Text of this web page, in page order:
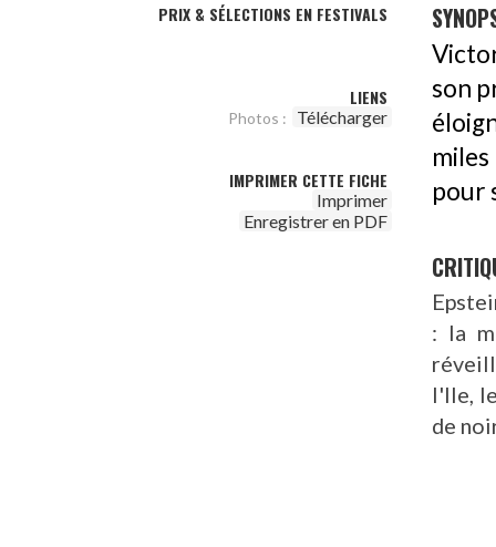
PRIX & SÉLECTIONS EN FESTIVALS
LIENS
Photos : Télécharger
IMPRIMER CETTE FICHE
Imprimer
Enregistrer en PDF
son
pour
: la
l'Ile,
de